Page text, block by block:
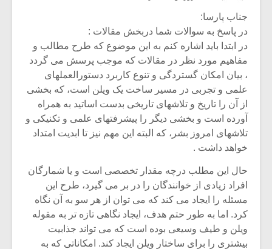
جناب پارسا:
در پاسخ به سوالات شما دربخش مقالات :
در ابتدا باید اشاره کنم به این موضوع که طرح مطالب و
مفاهیم مورد نظر در مقالات که موجب پرسش می گردد
، بیان امکان گستردگی و تنوع کاربرد دستورالعملهای
علمی و تجربی در مسیر ساخت یک ویلن است، که بخشی
از آن را تاریخ و تلاشهای تاریخی بدست اساتید به همراه
آورده است و بخشی دیگر را پیشرفتهای علمی و تکنیکی و
تلاشهای امروز بشر، که البته این مهم نیز تا ابدیت امتداد
خواهد داشت .
حال این مطلب درچه مقدار تخصصی است و یا شمارگان
افراد زیادی از خوانندگان را در بر می گیرد، طرح این
مسئله را ایجاد می کند که می توان از هر سو به آن نگاه
کرد. اما به طور حتم هدف، ایجاد نگاهی تازه تر به مقوله
ویلن و طیف وسیعی بوده است که می تواند جذابیت
بیشتری را برای ساختار ویلن ایجاد کند. امکاناتی که به